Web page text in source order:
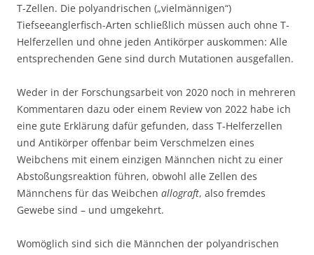
T-Zellen. Die polyandrischen („vielmännigen“)
Tiefseeanglerfisch-Arten schließlich müssen auch ohne T-
Helferzellen und ohne jeden Antikörper auskommen: Alle
entsprechenden Gene sind durch Mutationen ausgefallen.
Weder in der Forschungsarbeit von 2020 noch in mehreren
Kommentaren dazu oder einem Review von 2022 habe ich
eine gute Erklärung dafür gefunden, dass T-Helferzellen
und Antikörper offenbar beim Verschmelzen eines
Weibchens mit einem einzigen Männchen nicht zu einer
Abstoßungsreaktion führen, obwohl alle Zellen des
Männchens für das Weibchen allograft, also fremdes
Gewebe sind – und umgekehrt.
Womöglich sind sich die Männchen der polyandrischen